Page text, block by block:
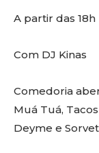
A partir das 18h
Com DJ Kinas
Comedoria
Muá Tuá,
Deyme e